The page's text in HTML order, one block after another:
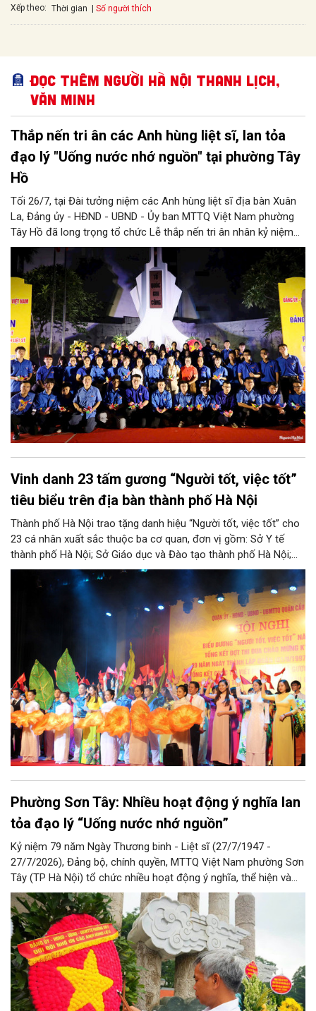
Xếp theo: Thời gian Số người thích
Đọc thêm Người Hà Nội thanh lịch,
văn minh
Thắp nến tri ân các Anh hùng liệt sĩ, lan tỏa
đạo lý "Uống nước nhớ nguồn" tại phường Tây
Hồ
Tối 26/7, tại Đài tưởng niệm các Anh hùng liệt sĩ địa bàn Xuân
La, Đảng ủy - HĐND - UBND - Ủy ban MTTQ Việt Nam phường
Tây Hồ đã long trọng tổ chức Lễ thắp nến tri ân nhân kỷ niệm
79 năm Ngày Thương binh - Liệt sĩ (27/7/1947 - 27/7/2026).
Chương trình là dịp để cán bộ, đảng viên, đoàn viên thanh niên
và các tầng lớp nhân dân bày tỏ lòng thành kính, biết ơn sâu
sắc đối với những người đã hy sinh vì độc lập, tự do của Tổ
quốc, đồng thời tiếp nối truyền thống "Uống nước nhớ nguồn"
bằng những hành động thiết thực.
Vinh danh 23 tấm gương “Người tốt, việc tốt”
tiêu biểu trên địa bàn thành phố Hà Nội
Thành phố Hà Nội trao tặng danh hiệu “Người tốt, việc tốt” cho
23 cá nhân xuất sắc thuộc ba cơ quan, đơn vị gồm: Sở Y tế
thành phố Hà Nội; Sở Giáo dục và Đào tạo thành phố Hà Nội;
Ủy ban Mặt trận Tổ quốc Việt Nam thành phố Hà Nội.
Phường Sơn Tây: Nhiều hoạt động ý nghĩa lan
tỏa đạo lý “Uống nước nhớ nguồn”
Kỷ niệm 79 năm Ngày Thương binh - Liệt sĩ (27/7/1947 -
27/7/2026), Đảng bộ, chính quyền, MTTQ Việt Nam phường Sơn
Tây (TP Hà Nội) tổ chức nhiều hoạt động ý nghĩa, thể hiện và
lan tỏa đạo lý “Uống nước nhớ nguồn”, “Đền ơn đáp nghĩa” tốt
đẹp của dân tộc Việt Nam cũng như người Hà Nội thanh lịch,
văn minh nói riêng.